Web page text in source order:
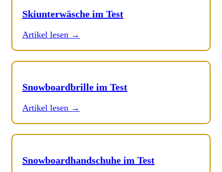
Skiunterwäsche im Test
Artikel lesen →
Snowboardbrille im Test
Artikel lesen →
Snowboardhandschuhe im Test